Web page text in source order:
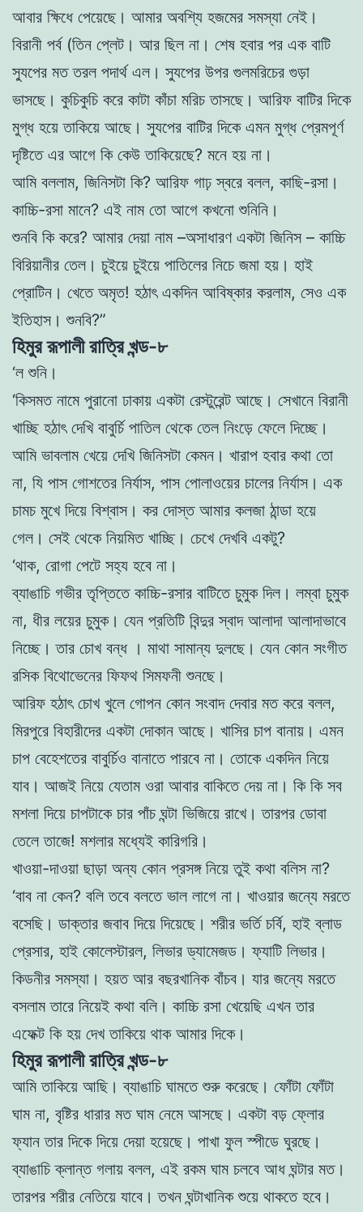
আবার ক্ষিধে পেয়েছে। আমার অবশ্যি হজমের সমস্যা নেই।
বিরানী পর্ব (তিন প্লেট। আর ছিল না। শেষ হবার পর এক বাটি
স্যুপের মত তরল পদার্থ এল। স্যুপের উপর গুলমরিচের গুড়া
ভাসছে। কুচিকুচি করে কাটা কাঁচা মরিচ তাসছে। আরিফ বাটির দিকে
মুগ্ধ হয়ে তাকিয়ে আছে। স্যুপের বাটির দিকে এমন মুগ্ধ প্রেমপূর্ণ
দৃষ্টিতে এর আগে কি কেউ তাকিয়েছে? মনে হয় না।
আমি বললাম, জিনিসটা কি? আরিফ গাঢ় স্বরে বলল, কাছি-রসা।
কাচ্চি-রসা মানে? এই নাম তাে আগে কখনাে শুনিনি।
শুনবি কি করে? আমার দেয়া নাম –অসাধারণ একটা জিনিস – কাচ্চি
বিরিয়ানীর তেল। চুইয়ে চুইয়ে পাতিলের নিচে জমা হয়। হাই
প্রােটিন। খেতে অমৃত! হঠাৎ একদিন আবিষ্কার করলাম, সেও এক
ইতিহাস। শুনবি?”
হিমুর রূপালী রাত্রি খন্ড-৮
‘ল শুনি।
‘কিসমত নামে পুরানাে ঢাকায় একটা রেস্টুরেন্ট আছে। সেখানে বিরানী
খাচ্ছি হঠাৎ দেখি বাবুর্চি পাতিল থেকে তেল নিংড়ে ফেলে দিচ্ছে।
আমি ভাবলাম খেয়ে দেখি জিনিসটা কেমন। খারাপ হবার কথা তাে
না, যি পাস গােশতের নির্যাস, পাস পােলাওয়ের চালের নির্যাস। এক
চামচ মুখে দিয়ে বিশ্বাস। কর দোস্ত আমার কলজা ঠান্ডা হয়ে
গেল। সেই থেকে নিয়মিত খাচ্ছি। চেখে দেখবি একটু?
‘থাক, রােগা পেটে সহ্য হবে না।
ব্যাঙাচি গভীর তৃপ্তিতে কাচ্চি-রসার বাটিতে চুমুক দিল। লম্বা চুমুক
না, ধীর লয়ের চুমুক। যেন প্রতিটি বিন্দুর স্বাদ আলাদা আলাদাভাবে
নিচ্ছে। তার চোখ বন্ধ । মাথা সামান্য দুলছে। যেন কোন সংগীত
রসিক বিথােভেনের ফিফথ সিমফনী শুনছে।
আরিফ হঠাৎ চোখ খুলে গােপন কোন সংবাদ দেবার মত করে বলল,
মিরপুরে বিহারীদের একটা দোকান আছে। খাসির চাপ বানায়। এমন
চাপ বেহেশতের বাবুর্চিও বানাতে পারবে না। তােকে একদিন নিয়ে
যাব। আজই নিয়ে যেতাম ওরা আবার বাকিতে দেয় না। কি কি সব
মশলা দিয়ে চাপটাকে চার পাঁচঘন্টা ভিজিয়ে রাখে। তারপর ডােবা
তেলে তাজে! মশলার মধ্যেই কারিগরি।
খাওয়া-দাওয়া ছাড়া অন্য কোন প্রসঙ্গ নিয়ে তুই কথা বলিস না?
‘বাব না কেন? বলি তবে বলতে ভাল লাগে না। খাওয়ার জন্যে মরতে
বসেছি। ডাক্তার জবাব দিয়ে দিয়েছে। শরীর ভর্তি চর্বি, হাই ব্লাড
প্রেসার, হাই কোলেস্টারল, লিভার ড্যামেজড। ফ্যাটি লিভার।
কিডনীর সমস্যা। হয়ত আর বছরখানিক বাঁচব। যার জন্যে মরতে
বসলাম তারে নিয়েই কথা বলি। কাচ্চি রসা খেয়েছি এখন তার
এফেক্ট কি হয় দেখ তাকিয়ে থাক আমার দিকে।
হিমুর রূপালী রাত্রি খন্ড-৮
আমি তাকিয়ে আছি। ব্যাঙাচি ঘামতে শুরু করেছে। ফোঁটা ফোঁটা
ঘাম না, বৃষ্টির ধারার মত ঘাম নেমে আসছে। একটা বড় ফ্লোর
ফ্যান তার দিকে দিয়ে দেয়া হয়েছে। পাখা ফুল স্পীডে ঘুরছে।
ব্যাঙাচি ক্লান্ত গলায় বলল, এই রকম ঘাম চলবে আধ ঘন্টার মত।
তারপর শরীর নেতিয়ে যাবে। তখন ঘন্টাখানিকশুয়ে থাকতে হবে।